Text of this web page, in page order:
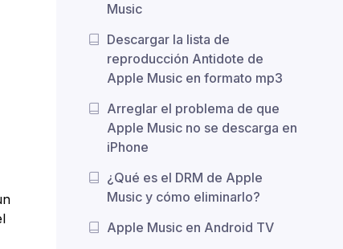
Music
Descargar la lista de
reproducción Antidote de
Apple Music en formato mp3
Arreglar el problema de que
Apple Music no se descarga en
iPhone
¿Qué es el DRM de Apple
Music y cómo eliminarlo?
Apple Music en Android TV